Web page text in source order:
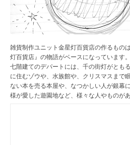
雑貨制作ユニット金星灯百貨店の作るもの
灯百貨店』の物語がベースになっています。
七階建てのデパートには、千の街灯がとも
に住むゾウや、水族館や、クリスマスまで
ない本を売る本屋や、なつかしい人が銀幕
様が愛した遊園地など、様々な人やものがあ